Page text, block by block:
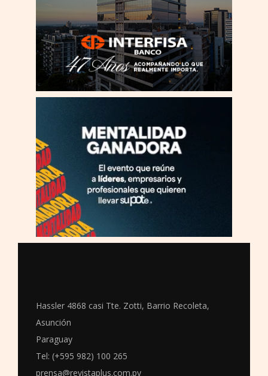
Hassler 4868 casi Tte. Zotti, Barrio Recoleta,
Asunción
Paraguay
Tel: (+595 982) 100 265
prensa@revistaplus.com.py